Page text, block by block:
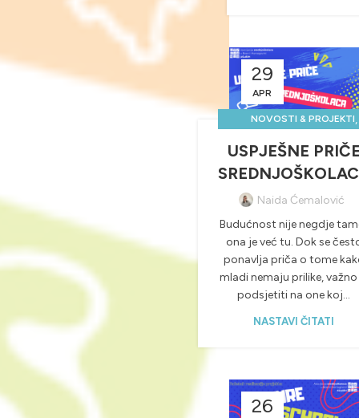
29
APR
NOVOSTI & PROJEKTI,
PRIČE
,SREDNJOŠKOLCI
USPJEŠNE
Naida Ćemalović
Budućnost nije negdje
ona je već tu. Dok se
ponavlja priča o tome
mladi nemaju prilike, važno
podsjetiti na one koj...
NASTAVI ČITATI
26